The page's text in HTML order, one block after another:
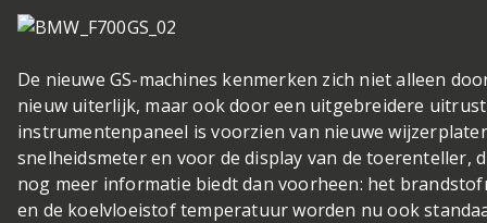
De nieuwe GS-machines kenmerken zich niet alleen
nieuw uiterlijk, maar ook door een uitgebreidere
instrumentenpaneel is voorzien van nieuwe
snelheidsmeter en voor de display van de toerenteller,
nog meer informatie biedt dan voorheen: het
en de koelvloeistof temperatuur worden nu ook